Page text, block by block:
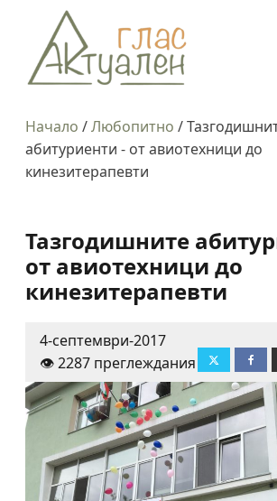
Начало /Любопитно /
абитуриенти - от авиотехници до
кинезитерапевти
Тазгодишните
от авиотехници до
кинезитерапевти
4-септември-2017
👁️ 2287 преглеждания